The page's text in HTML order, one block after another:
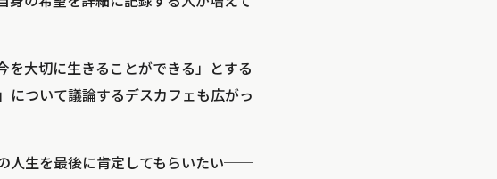
を大切に生きることができる」とする
について議論するデスカフェも広がっ
人生を最後に肯定してもらいたい──